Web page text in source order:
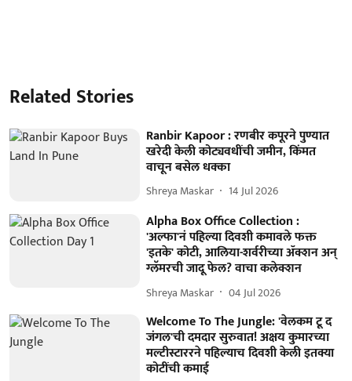
Related Stories
Ranbir Kapoor : रणबीर कपूरने पुण्यात
खरेदी केली कोट्यवधींची जमीन, किंमत
वाचून बसेल धक्का
Shreya Maskar 14 Jul 2026
Alpha Box Office Collection :
'अल्फा'नं पहिल्या दिवशी कमावले फक्त
'इतके' कोटी, आलिया-शर्वरीच्या ॲक्शन अन्
ग्लॅमरची जादू फेल? वाचा कलेक्शन
Shreya Maskar 04 Jul 2026
Welcome To The Jungle: 'वेलकम टू द
जंगल'ची दमदार सुरुवात! अक्षय कुमारच्या
मल्टीस्टाररने पहिल्याच दिवशी केली इतक्या
कोटींची कमाई